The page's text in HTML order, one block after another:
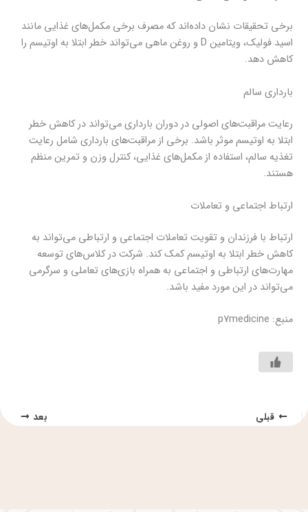
برخی تحقیقات نشان داده‌اند که مصرف برخی مکمل‌های غذایی مانند
اسید فولیک، ویتامین D و روغن ماهی می‌تواند خطر ابتلا به اوتیسم را
کاهش دهد.
بارداری سالم
رعایت مراقبت‌های اصولی در دوران بارداری می‌تواند در کاهش خطر
ابتلا به اوتیسم موثر باشد. برخی از مراقبت‌های بارداری شامل رعایت
تغذیه سالم، استفاده از مکمل‌های غذایی، کنترل وزن و تمرین منظم
هستند.
ارتباط اجتماعی و تعاملات
ارتباط با فرزندان و تقویت تعاملات اجتماعی و ارتباطی می‌تواند به
کاهش خطر ابتلا به اوتیسم کمک کند. شرکت در کلاس‌های توسعه
مهارت‌های ارتباطی و اجتماعی به همراه بازی‌های تعاملی و سرگرمی
می‌تواند در این مورد مفید باشد.
منبع: p7medicine
قبلی بعد